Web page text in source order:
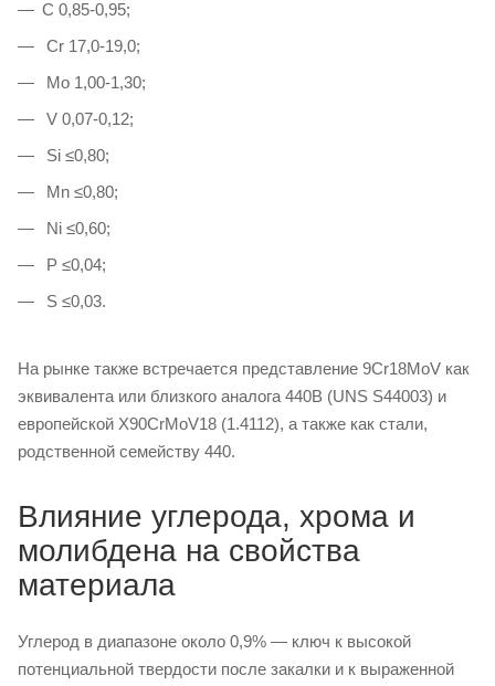
C 0,85-0,95;
Cr 17,0-19,0;
Mo 1,00-1,30;
V 0,07-0,12;
Si ≤0,80;
Mn ≤0,80;
Ni ≤0,60;
P ≤0,04;
S ≤0,03.
На рынке также встречается представление 9Cr18MoV как
эквивалента или близкого аналога 440B (UNS S44003) и
европейской X90CrMoV18 (1.4112), а также как стали,
родственной семейству 440.
Влияние углерода, хрома и
молибдена на свойства
материала
Углерод в диапазоне около 0,9% — ключ к высокой
потенциальной твердости после закалки и к выраженной